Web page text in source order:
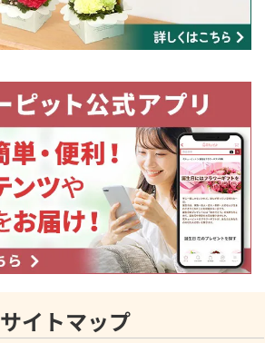
サイトマップ